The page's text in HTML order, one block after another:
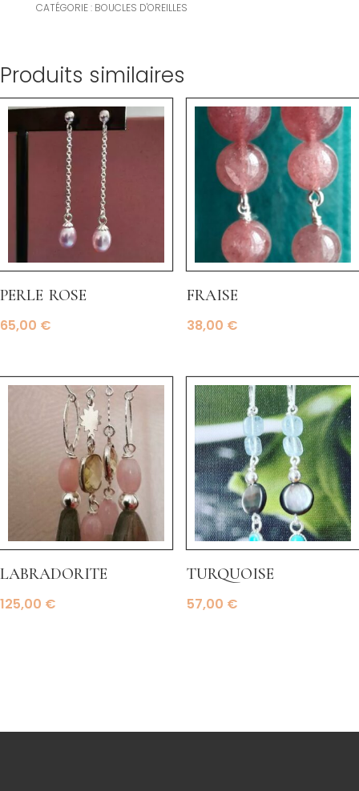
CATÉGORIE : BOUCLES D'OREILLES
Produits similaires
perle rose
65,00 €
fraise
38,00 €
labradorite
125,00 €
turquoise
57,00 €